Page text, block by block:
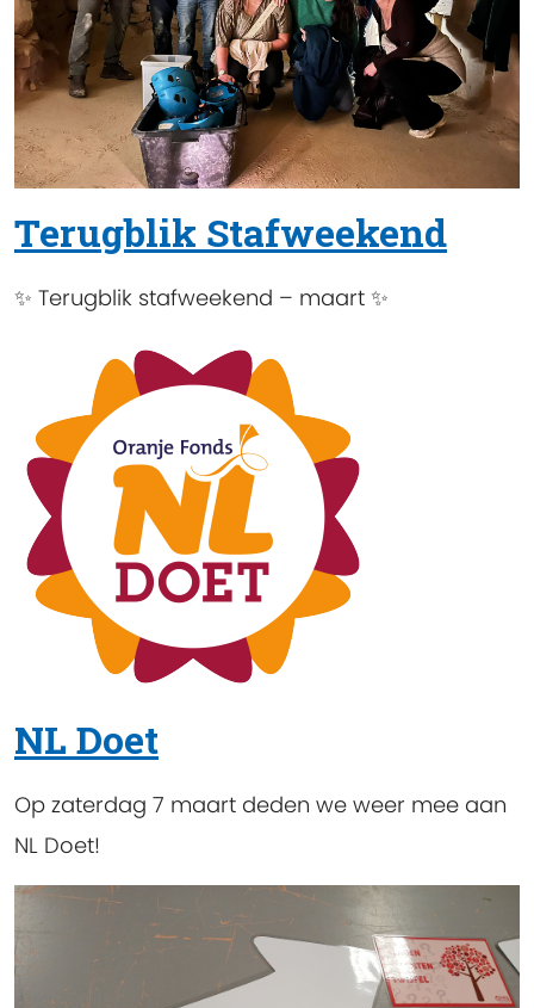
Terugblik Stafweekend
✨ Terugblik stafweekend – maart ✨
NL Doet
Op zaterdag 7 maart deden we weer mee aan
NL Doet!